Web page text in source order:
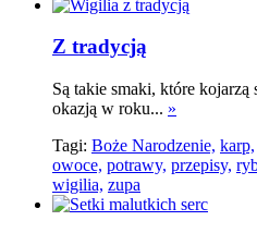
Z tradycją
Są takie smaki, które kojarzą
okazją w roku... »
Tagi: Boże Narodzenie, karp,
owoce, potrawy, przepisy,
wigilia, zupa